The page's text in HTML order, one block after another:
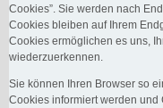
Cookies”. Sie werden nach
Cookies bleiben auf Ihrem
Cookies ermöglichen es uns,
wiederzuerkennen.
Sie können Ihren Browser so
Cookies informiert werden